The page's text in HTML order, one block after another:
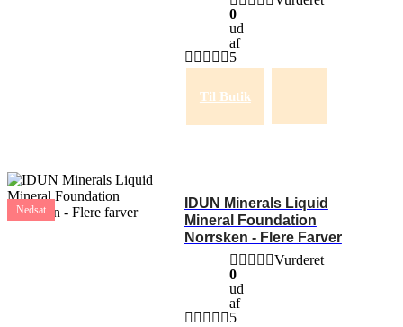
0
ud
af
5
Til Butik
Nedsat
IDUN Minerals Liquid
Mineral Foundation
Norrsken - Flere Farver
Vurderet
0
ud
af
5